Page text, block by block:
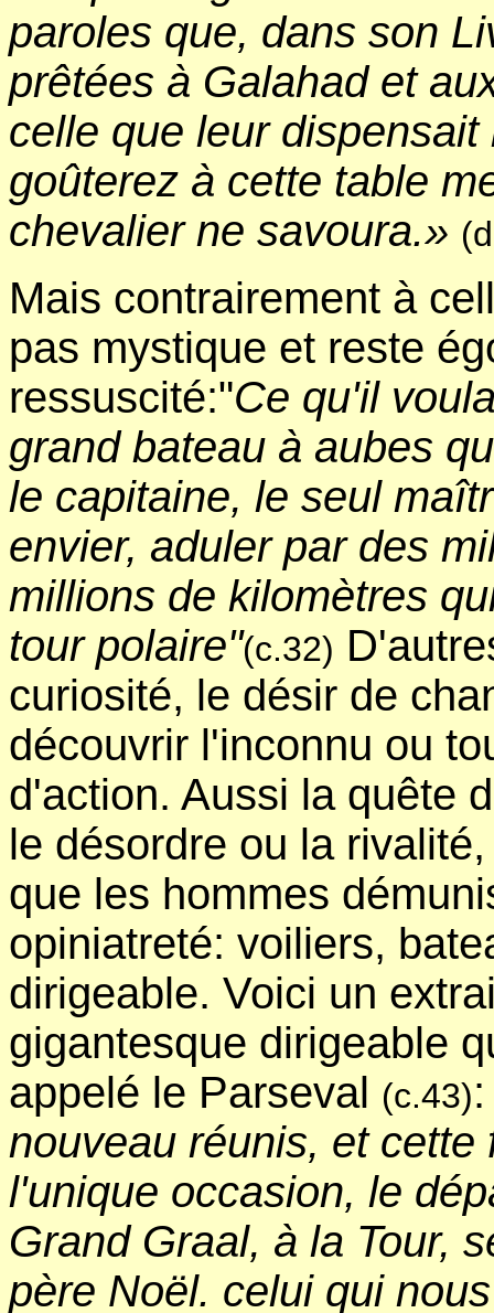
paroles que, dans son
prêtées à Galahad et
celle que leur
goûterez à cette table
chevalier ne savoura.»
Mais contrairement à
pas mystique et reste
ressuscité:"Ce qu'il
grand bateau à aubes
le capitaine, le seul
envier, aduler par des
millions de kilomètres
tour polaire"(c.32)
curiosité, le désir de
découvrir l'inconnu ou
d'action. Aussi la quête
le désordre ou la
que les hommes
opiniatreté: voiliers,
dirigeable. Voici un
gigantesque dirigeable
appelé le Parseval (c.43)
nouveau réunis, et
l'unique occasion, le
Grand Graal, à la Tour,
père Noël. celui qui